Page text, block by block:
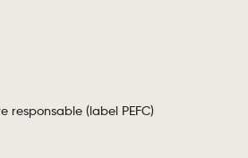
responsable (label PEFC)